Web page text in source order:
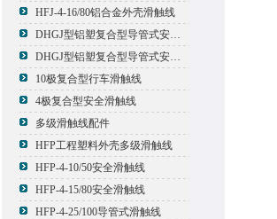
HFJ-4-16/80铝合金外壳滑触线
DHGJ型铝塑复合型导管式安全滑触线
DHGJ型铝塑复合型导管式安全滑触线
10极复合型行车滑触线
4极复合型安全滑触线
多级滑触线配件
HFP工程塑料外壳多级滑触线
HFP-4-10/50安全滑触线
HFP-4-15/80安全滑触线
HFP-4-25/100导管式滑触线